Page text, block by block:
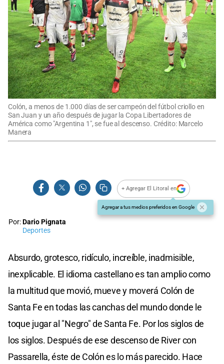
Colón, a menos de 1.000 días de ser campeón del fútbol criollo en
San Juan y un año después de jugar la Copa Libertadores de
América como "Argentina 1", se fue al descenso. Crédito: Marcelo
Manera
+ Agregar El Litoral en
Agregar a tus medios preferidos en Google
Por:Dario Pignata
Deportes
Absurdo, grotesco, ridículo, increíble, inadmisible,
inexplicable. El idioma castellano es tan amplio como
la multitud que movió, mueve y moverá Colón de
Santa Fe en todas las canchas del mundo donde le
toque jugar al "Negro" de Santa Fe. Por los siglos de
los siglos. Después de ese descenso de River con
Passarella, éste de Colón es lo más parecido. Hace